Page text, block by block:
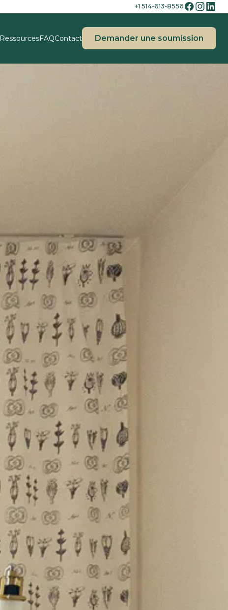
+1 514-613-8556
RessourcesFAQContact Demander une soumission